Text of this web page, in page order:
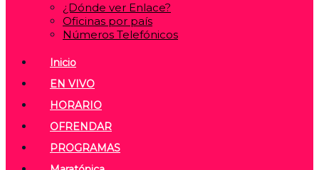
¿Dónde ver Enlace?
Oficinas por país
Números Telefónicos
Inicio
EN VIVO
HORARIO
OFRENDAR
PROGRAMAS